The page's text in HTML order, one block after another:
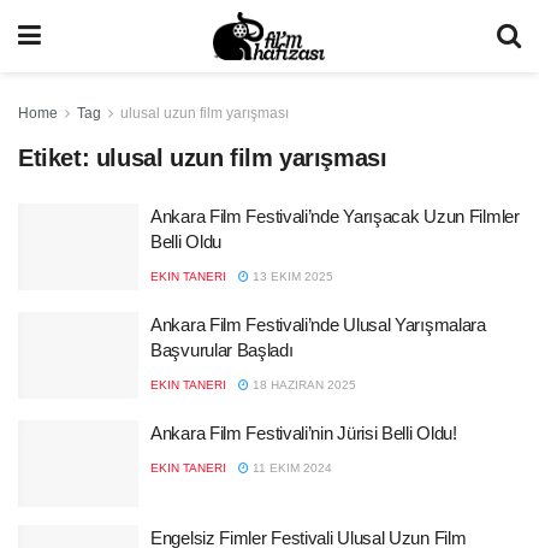
Home Tag ulusal uzun film yarışması
Etiket: ulusal uzun film yarışması
Ankara Film Festivali’nde Yarışacak Uzun Filmler
Belli Oldu
EKIN TANERI 13 EKIM 2025
Ankara Film Festivali’nde Ulusal Yarışmalara
Başvurular Başladı
EKIN TANERI 18 HAZIRAN 2025
Ankara Film Festivali’nin Jürisi Belli Oldu!
EKIN TANERI 11 EKIM 2024
Engelsiz Fimler Festivali Ulusal Uzun Film